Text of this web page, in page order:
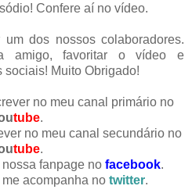
Confere aí no vídeo.
dos nossos colaboradores.
amigo, favoritar o vídeo e
sociais! Muito Obrigado!
no meu canal primário no
tube.
no meu canal secundário no
tube.
nossa fanpage no facebook.
acompanha no twitter.